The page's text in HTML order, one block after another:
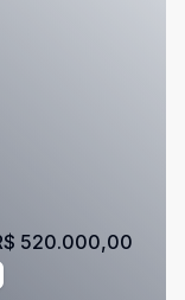
520.000,00